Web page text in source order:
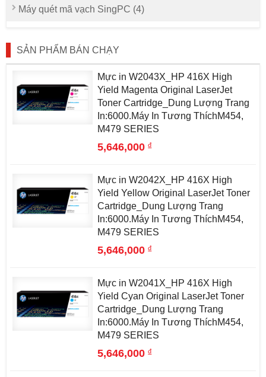
Máy quét mã vạch SingPC (4)
SẢN PHẨM BÁN CHẠY
Mực in W2043X_HP 416X High
Yield Magenta Original LaserJet
Toner Cartridge_Dung Lượng Trang
In:6000.Máy In Tương ThíchM454,
M479 SERIES
5,646,000đ
Mực in W2042X_HP 416X High
Yield Yellow Original LaserJet Toner
Cartridge_Dung Lượng Trang
In:6000.Máy In Tương ThíchM454,
M479 SERIES
5,646,000đ
Mực in W2041X_HP 416X High
Yield Cyan Original LaserJet Toner
Cartridge_Dung Lượng Trang
In:6000.Máy In Tương ThíchM454,
M479 SERIES
5,646,000đ